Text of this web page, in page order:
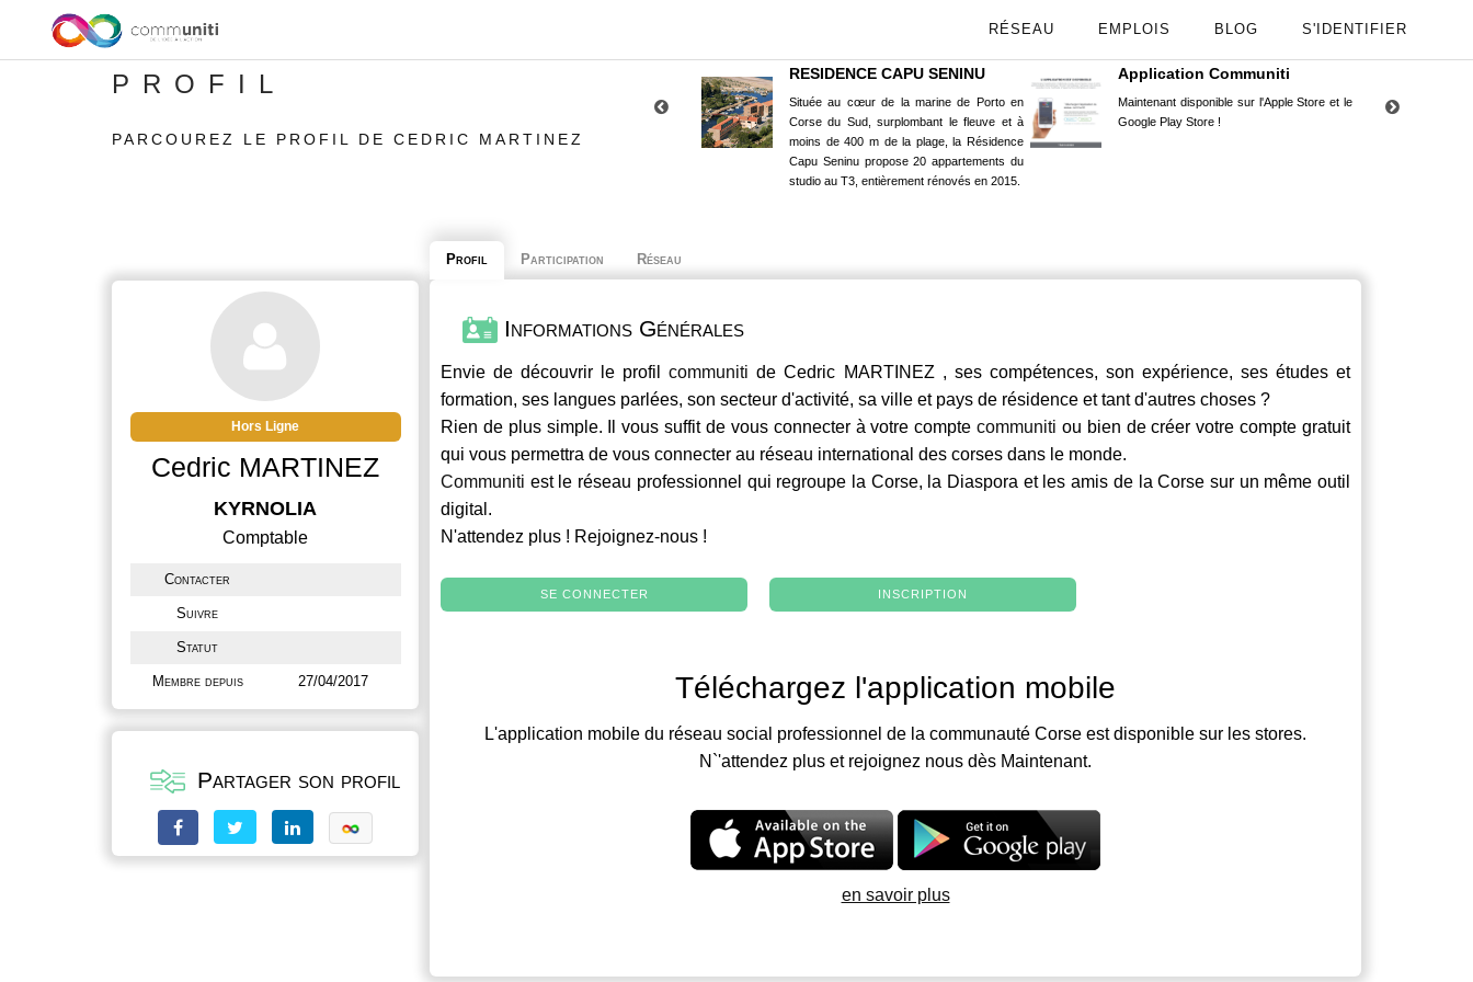
RÉSEAU EMPLOIS BLOG S'IDENTIFIER
PROFIL
PARCOUREZ LE PROFIL DE CEDRIC MARTINEZ
RESIDENCE CAPU SENINU
Située au cœur de la marine de Porto en
Corse du Sud, surplombant le fleuve et à
moins de 400 m de la plage, la Résidence
Capu Seninu propose 20 appartements du
studio au T3, entièrement rénovés en 2015.
Application Communiti
Maintenant disponible sur l'Apple Store et le
Google Play Store !
Hors Ligne
Cedric MARTINEZ
KYRNOLIA
Comptable
Contacter
Suivre
Statut
Membre depuis 27/04/2017
Partager son profil
Profil Participation Réseau
Informations Générales
Envie de découvrir le profilcommuniti de Cedric MARTINEZ , ses compétences, son expérience, ses études et
formation, ses langues parlées, son secteur d'activité, sa ville et pays de résidence et tant d'autres choses ?
Rien de plus simple. Il vous suffit de vous connecter à votre comptecommuniti ou bien de créer votre compte gratuit
qui vous permettra de vous connecter au réseau international des corses dans le monde.
Communiti est le réseau professionnel qui regroupe la Corse, la Diaspora et les amis de la Corse sur un même outil
digital.
N'attendez plus ! Rejoignez-nous !
SE CONNECTER INSCRIPTION
Téléchargez l'application mobile
L'application mobile du réseau social professionnel de la communauté Corse est disponible sur les stores.
N`'attendez plus et rejoignez nous dès Maintenant.
en savoir plus